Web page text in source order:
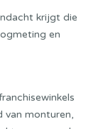
krijgt die
en
van monturen,